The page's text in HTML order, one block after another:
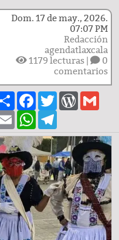
Dom. 17 de may., 2026.
07:07 PM
Redacción
agendatlaxcala
1179 lecturas |
0
comentarios
ShareFacebook
Twitter
EmailWhatsApp